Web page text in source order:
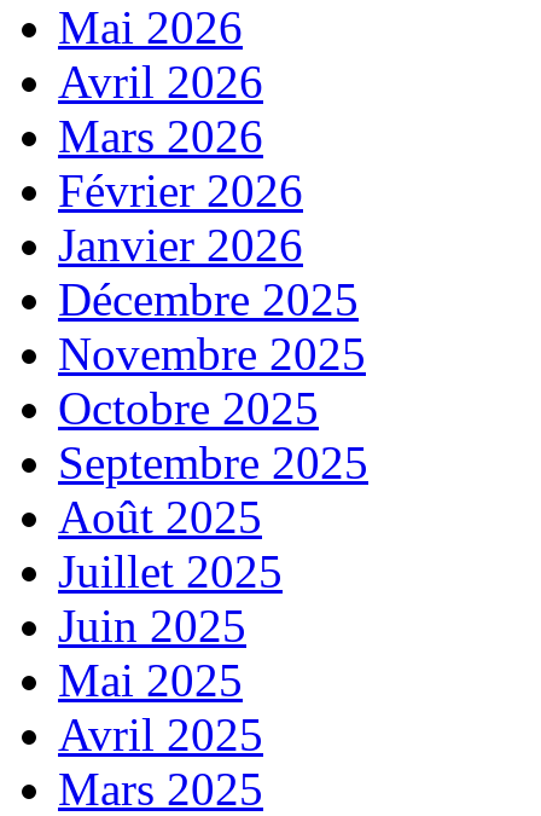
Mai 2026
Avril 2026
Mars 2026
Février 2026
Janvier 2026
Décembre 2025
Novembre 2025
Octobre 2025
Septembre 2025
Août 2025
Juillet 2025
Juin 2025
Mai 2025
Avril 2025
Mars 2025